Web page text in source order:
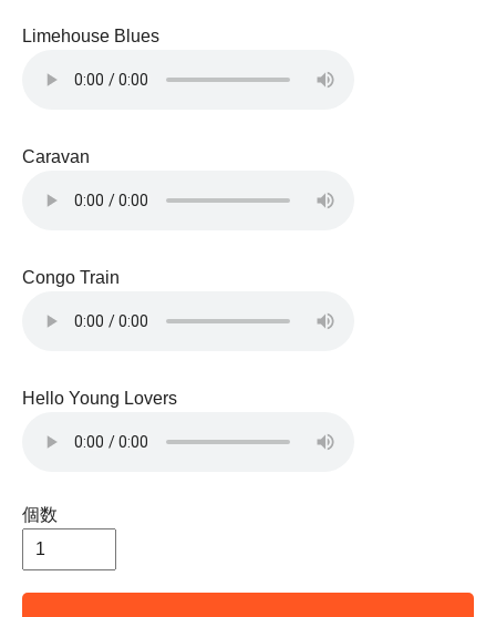
Limehouse Blues
Caravan
Congo Train
Hello Young Lovers
個数